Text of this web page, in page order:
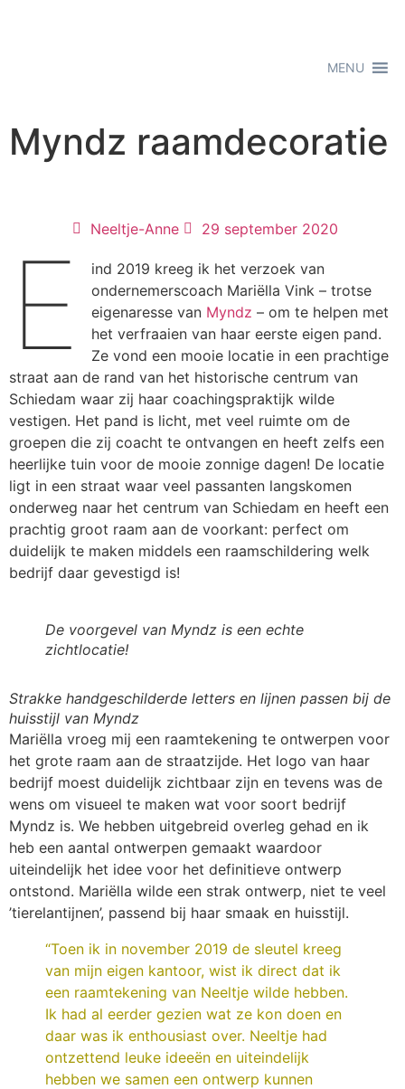
MENU
Myndz raamdecoratie
Neeltje-Anne 29 september 2020
E
ind 2019 kreeg ik het verzoek van
ondernemerscoach Mariëlla Vink – trotse
eigenaresse van Myndz – om te helpen met
het verfraaien van haar eerste eigen pand.
Ze vond een mooie locatie in een prachtige
straat aan de rand van het historische centrum van
Schiedam waar zij haar coachingspraktijk wilde
vestigen. Het pand is licht, met veel ruimte om de
groepen die zij coacht te ontvangen en heeft zelfs een
heerlijke tuin voor de mooie zonnige dagen! De locatie
ligt in een straat waar veel passanten langskomen
onderweg naar het centrum van Schiedam en heeft een
prachtig groot raam aan de voorkant: perfect om
duidelijk te maken middels een raamschildering welk
bedrijf daar gevestigd is!
De voorgevel van Myndz is een echte
zichtlocatie!
Strakke handgeschilderde letters en lijnen passen bij de
huisstijl van Myndz
Mariëlla vroeg mij een raamtekening te ontwerpen voor
het grote raam aan de straatzijde. Het logo van haar
bedrijf moest duidelijk zichtbaar zijn en tevens was de
wens om visueel te maken wat voor soort bedrijf
Myndz is. We hebben uitgebreid overleg gehad en ik
heb een aantal ontwerpen gemaakt waardoor
uiteindelijk het idee voor het definitieve ontwerp
ontstond. Mariëlla wilde een strak ontwerp, niet te veel
’tierelantijnen’, passend bij haar smaak en huisstijl.
“Toen ik in november 2019 de sleutel kreeg
van mijn eigen kantoor, wist ik direct dat ik
een raamtekening van Neeltje wilde hebben.
Ik had al eerder gezien wat ze kon doen en
daar was ik enthousiast over. Neeltje had
ontzettend leuke ideeën en uiteindelijk
hebben we samen een ontwerp kunnen